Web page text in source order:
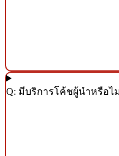
Q: มีบริการโค้ชผู้นำหรือไ